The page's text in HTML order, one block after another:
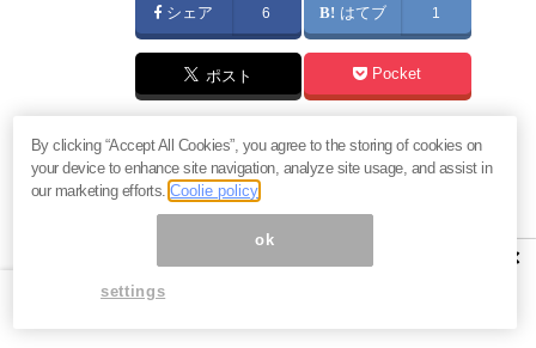
シェア 6 はてブ 1
ポスト Pocket
米大統領選が11月5日に迫る。ハリス副大統領かトラン
プ前大統領か――勝敗を分けるのは激戦州の行方だ。
今回の選挙を読み解くカギは、アラン・リクトマン教
授が提唱する「13のキーワード」。歴史的なデータ分
×
By clicking “Accept All Cookies”, you agree to the storing of cookies on
your device to enhance site navigation, analyze site usage, and assist in
our marketing efforts.Coolie policy
ok
settings